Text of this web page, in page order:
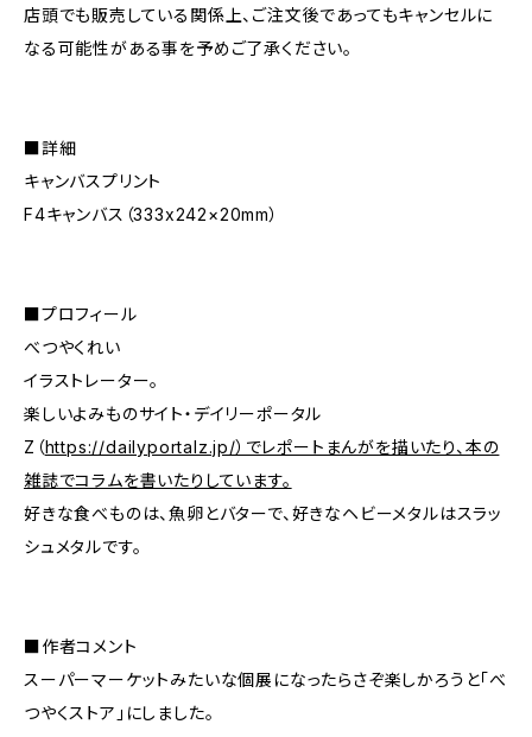
店頭でも販売している関係上、ご注文後であってもキャンセルに
なる可能性がある事を予めご了承ください。
■詳細
キャンバスプリント
F4キャンバス（333x242×20mm）
■プロフィール
べつやくれい
イラストレーター。
楽しいよみものサイト・デイリーポータル
Z（https://dailyportalz.jp/）でレポートまんがを描いたり、本の
雑誌でコラムを書いたりしています。
好きな食べものは、魚卵とバターで、好きなヘビーメタルはスラッ
シュメタルです。
■作者コメント
スーパーマーケットみたいな個展になったらさぞ楽しかろうと「べ
つやくストア」にしました。